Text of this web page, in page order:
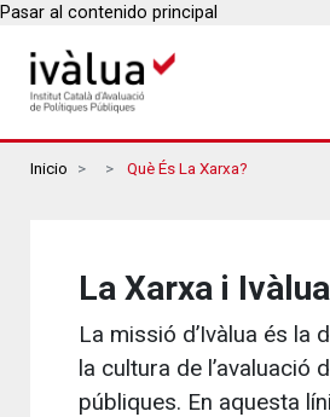
Pasar al contenido principal
Breadcrumbs
Inicio Què És La Xarxa?
La Xarxa i Ivàlua
La missió d’Ivàlua és la
la cultura de l’avaluació
públiques. En aquesta